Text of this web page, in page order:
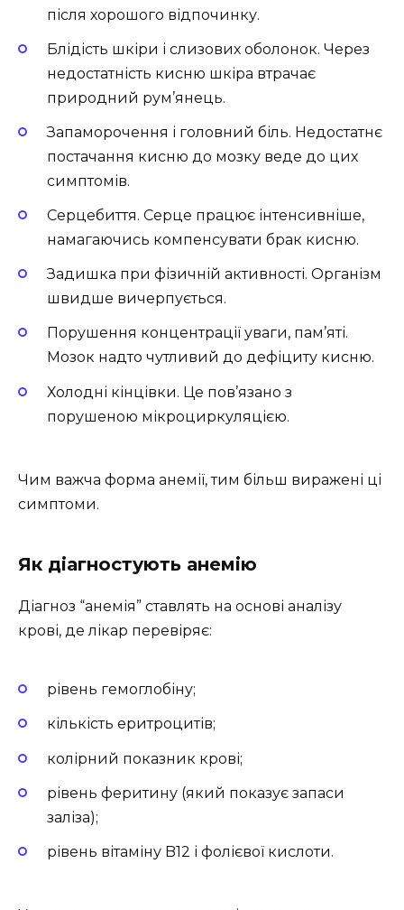
після хорошого відпочинку.
Блідість шкіри і слизових оболонок. Через
недостатність кисню шкіра втрачає
природний рум’янець.
Запаморочення і головний біль. Недостатнє
постачання кисню до мозку веде до цих
симптомів.
Серцебиття. Серце працює інтенсивніше,
намагаючись компенсувати брак кисню.
Задишка при фізичній активності. Організм
швидше вичерпується.
Порушення концентрації уваги, пам’яті.
Мозок надто чутливий до дефіциту кисню.
Холодні кінцівки. Це пов’язано з
порушеною мікроциркуляцією.
Чим важча форма анемії, тим більш виражені ці
симптоми.
Як діагностують анемію
Діагноз “анемія” ставлять на основі аналізу
крові, де лікар перевіряє:
рівень гемоглобіну;
кількість еритроцитів;
колірний показник крові;
рівень феритину (який показує запаси
заліза);
рівень вітаміну B12 і фолієвої кислоти.